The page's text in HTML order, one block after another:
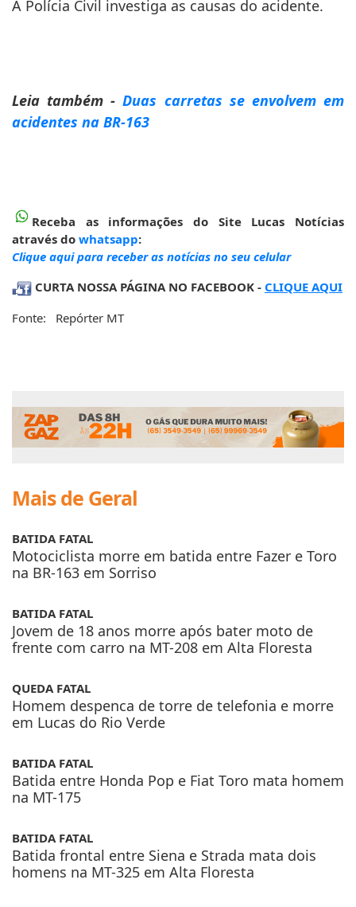
A Polícia Civil investiga as causas do acidente.
Leia também -Duas carretas se envolvem em
acidentes na BR-163
Receba as informações do Site Lucas Notícias
através do whatsapp:
Clique aqui para receber as notícias no seu celular
CURTA NOSSA PÁGINA NO FACEBOOK - CLIQUE AQUI
Fonte: Repórter MT
Mais de Geral
BATIDA FATAL
Motociclista morre em batida entre Fazer e Toro
na BR-163 em Sorriso
BATIDA FATAL
Jovem de 18 anos morre após bater moto de
frente com carro na MT-208 em Alta Floresta
QUEDA FATAL
Homem despenca de torre de telefonia e morre
em Lucas do Rio Verde
BATIDA FATAL
Batida entre Honda Pop e Fiat Toro mata homem
na MT-175
BATIDA FATAL
Batida frontal entre Siena e Strada mata dois
homens na MT-325 em Alta Floresta